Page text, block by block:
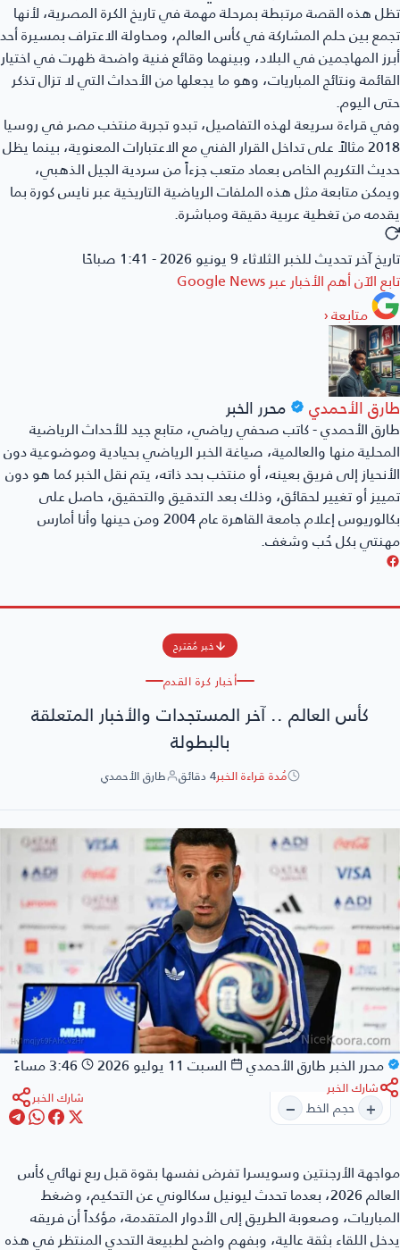
هذه القصة مرتبطة بمرحلة مهمة في تاريخ الكرة المصرية، لأنها
بين حلم المشاركة في كأس العالم، ومحاولة الاعتراف بمسيرة أحد
المهاجمين في البلاد، وبينهما وقائع فنية واضحة ظهرت في اختيار
ونتائج المباريات، وهو ما يجعلها من الأحداث التي لا تزال تذكر
اليوم.
قراءة سريعة لهذه التفاصيل، تبدو تجربة منتخب مصر في روسيا
2018 مثالاً على تداخل القرار الفني مع الاعتبارات المعنوية، بينما يظل
التكريم الخاص بعماد متعب جزءاً من سردية الجيل الذهبي،
متابعة مثل هذه الملفات الرياضية التاريخية عبر نايس كورة بما
من تغطية عربية دقيقة ومباشرة.
آخر تحديث للخبرالثلاثاء 9 يونيو 2026 - 1:41 صباحًا
الآن أهم الأخبار عبرGoogle News
متابعة‹
الأحمدي محرر الخبر
الأحمدي - كاتب صحفي رياضي، متابع جيد للأحداث الرياضية
منها والعالمية، صياغة الخبر الرياضي بحيادية وموضوعية دون
إلى فريق بعينه، أو منتخب بحد ذاته، يتم نقل الخبر كما هو دون
أو تغيير لحقائق، وذلك بعد التدقيق والتحقيق، حاصل على
بكالوريوس إعلام جامعة القاهرة عام 2004 ومن حينها وأنا أمارس
بكل حُب وشغف.
خبر مُقترح
أخبار كرة القدم
كأس العالم .. آخر المستجدات والأخبار المتعلقة
بالبطولة
مُدة قراءة الخبر4 دقائق طارق الأحمدي
محرر الخبرطارق الأحمدي السبت 11 يوليو 2026 3:46 مساءً
شارك الخبر
+ حجم الخط − شارك الخبر
الأرجنتين وسويسراتفرض نفسها بقوة قبل ربع نهائي كأس
العالم 2026، بعدما تحدث ليونيل سكالوني عن التحكيم، وضغط
وصعوبة الطريق إلى الأدوار المتقدمة، مؤكداً أن فريقه
اللقاء بثقة عالية، وبفهم واضح لطبيعة التحدي المنتظر في هذه